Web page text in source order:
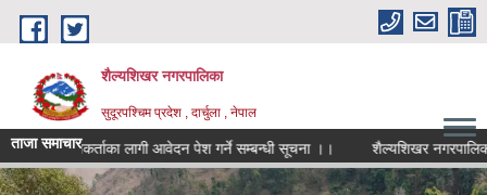
Skip to main content
शैल्यशिखर नगरपालिका
सुदूरपश्चिम प्रदेश , दार्चुला , नेपाल
ताजा समाचार
खोपकर्ताका लागी आवेदन पेश गर्ने सम्बन्धी सूचना ।। शैल्यशिखर नगरपालिका